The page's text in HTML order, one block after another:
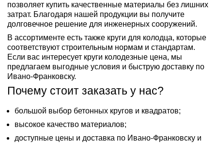
позволяет купить качественные материалы без лишних
затрат. Благодаря нашей продукции вы получите
долговечное решение для инженерных сооружений.
В ассортименте есть также круги для колодца, которые
соответствуют строительным нормам и стандартам.
Если вас интересует круги колодезные цена, мы
предлагаем выгодные условия и быструю доставку по
Ивано-Франковску.
Почему стоит заказать у нас?
большой выбор бетонных кругов и квадратов;
высокое качество материалов;
доступные цены и доставка по Ивано-Франковску и